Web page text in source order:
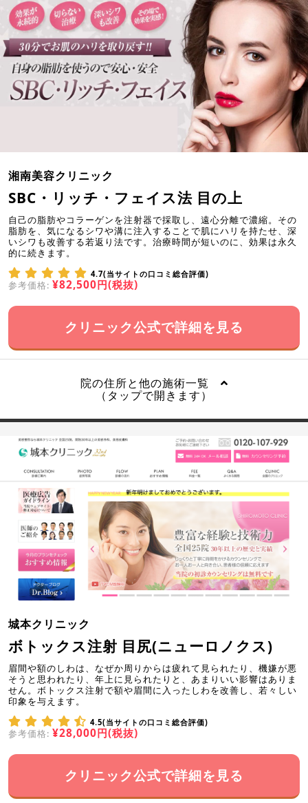
湘南美容クリニック
SBC・リッチ・フェイス法 目の上
自己の脂肪やコラーゲンを注射器で採取し、遠心分離で濃縮。その
脂肪を、気になるシワや溝に注入することで肌にハリを持たせ、深
いシワも改善する若返り法です。治療時間が短いのに、効果は永久
的に続きます。
4.7(当サイトの口コミ総合評価)
参考価格: ¥82,500円(税抜)
クリニック公式で詳細を見る
院の住所と他の施術一覧
（タップで開きます）
城本クリニック
ボトックス注射 目尻(ニューロノクス)
眉間や額のしわは、なぜか周りからは疲れて見られたり、機嫌が悪
そうと思われたり、年上に見られたりと、あまりいい影響はありま
せん。ボトックス注射で額や眉間に入ったしわを改善し、若々しい
印象を与えます。
4.5(当サイトの口コミ総合評価)
参考価格: ¥28,000円(税抜)
クリニック公式で詳細を見る